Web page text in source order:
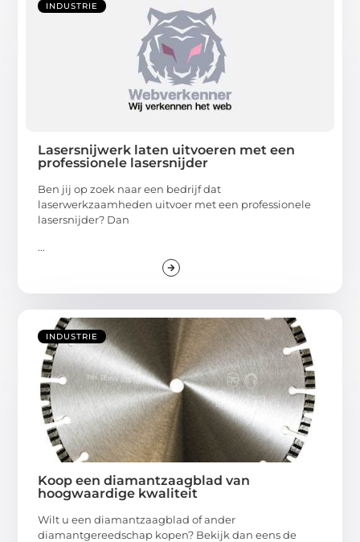
INDUSTRIE
Lasersnijwerk laten uitvoeren met een
professionele lasersnijder
Ben jij op zoek naar een bedrijf dat
laserwerkzaamheden uitvoer met een professionele
lasersnijder? Dan
...
INDUSTRIE
Koop een diamantzaagblad van
hoogwaardige kwaliteit
Wilt u een diamantzaagblad of ander
diamantgereedschap kopen? Bekijk dan eens de